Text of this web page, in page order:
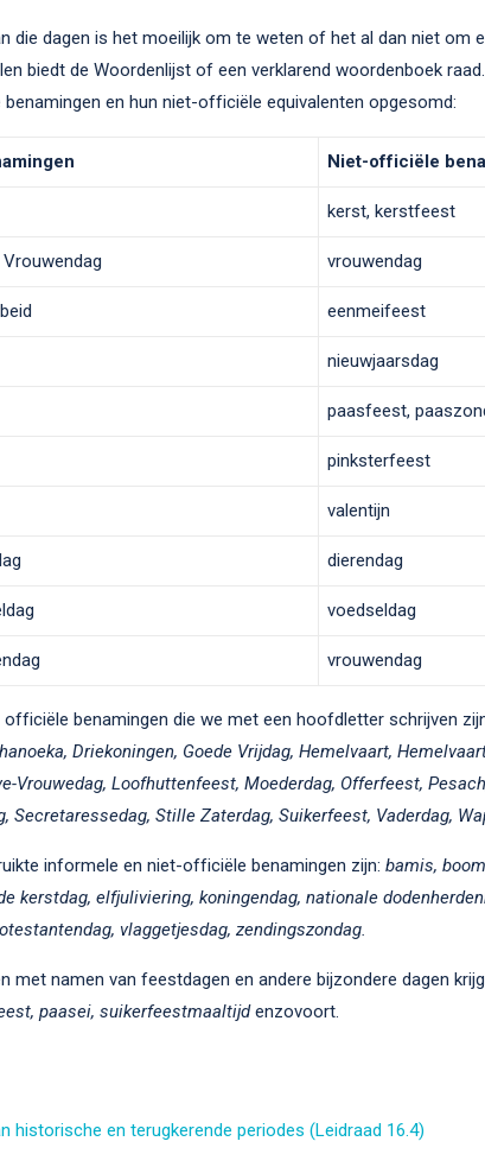
die dagen is het moeilijk om te weten of het al dan niet om
biedt de Woordenlijst of een verklarend woordenboek
en hun niet-officiële equivalenten opgesomd:
Niet-officiële
kerst, kerstfeest
vrouwendag
eenmeifeest
nieuwjaarsdag
paasfeest,
pinksterfeest
valentijn
dierendag
voedseldag
vrouwendag
officiële benamingen die we met een hoofdletter schrijven
Driekoningen, Goede Vrijdag, Hemelvaart,
Vrouwedag, Loofhuttenfeest, Moederdag, Offerfeest,
Secretaressedag, Stille Zaterdag, Suikerfeest, Vaderdag,
informele en niet-officiële benamingen zijn: bamis,
kerstdag, elfjuliviering, koningendag, nationale
vlaggetjesdag, zendingszondag.
met namen van feestdagen en andere bijzondere dagen
paasei, suikerfeestmaaltijdenzovoort.
historische en terugkerende periodes (Leidraad 16.4)